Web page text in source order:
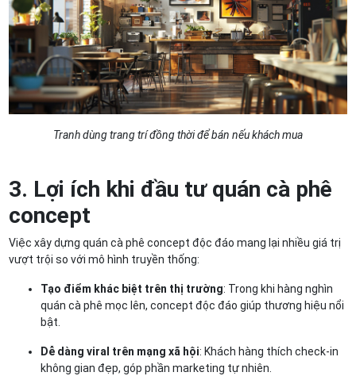
Tranh dùng trang trí đồng thời để bán nếu khách mua
3. Lợi ích khi đầu tư quán cà phê
concept
Việc xây dựng quán cà phê concept độc đáo mang lại nhiều giá trị
vượt trội so với mô hình truyền thống:
Tạo điểm khác biệt trên thị trường: Trong khi hàng nghìn
quán cà phê mọc lên, concept độc đáo giúp thương hiệu nổi
bật.
Dễ dàng viral trên mạng xã hội: Khách hàng thích check-in
không gian đẹp, góp phần marketing tự nhiên.